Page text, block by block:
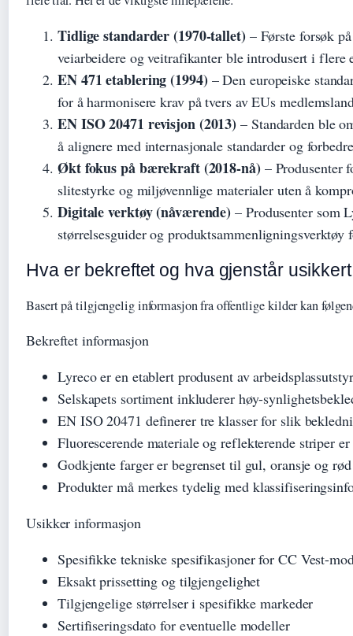
Tidlige standarder (1970-tallet) – Første forsøk
veiarbeidere og veitrafikanter ble introdusert i flere
EN 471 etablering (1994) – Den europeiske
for å harmonisere krav på tvers av EUs
EN ISO 20471 revisjon (2013) – Standarden ble
å alignere med internasjonale standarder og
Økt fokus på bærekraft (2018-nå) – Produsenter
slitestyrke og miljøvennlige materialer uten å
Digitale verktøy (nåværende) – Produsenter som
størrelsesguider og produktsammenligningsverktøy
Hva er bekreftet og hva gjenstår usikkert
Basert på tilgjengelig informasjon fra offentlige kilder kan
Bekreftet informasjon
Lyreco er en etablert produsent av
Selskapets sortiment inkluderer høy-
EN ISO 20471 definerer tre klasser for slik
Fluorescerende materiale og reflekterende striper
Godkjente farger er begrenset til gul, oransje og rød
Produkter må merkes tydelig med
Usikker informasjon
Spesifikke tekniske spesifikasjoner for CC Vest-
Eksakt prissetting og tilgjengelighet
Tilgjengelige størrelser i spesifikke markeder
Sertifiseringsdato for eventuelle modeller